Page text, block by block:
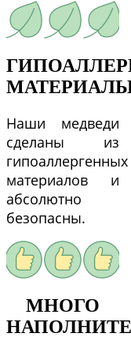
Наши медведи
сделаны из
гипоаллергенных
материалов и
абсолютно
безопасны.
МНОГО